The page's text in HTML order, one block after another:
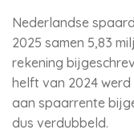
Nederlandse
2025 samen 5,83
rekening
helft van 2024
aan spaarrente
dus verdubbeld.